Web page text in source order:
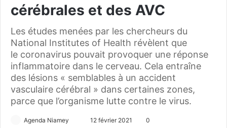
cérébrales et des AVC
Les études menées par les chercheurs du
National Institutes of Health révèlent que
le coronavirus pouvait provoquer une réponse
inflammatoire dans le cerveau. Cela entraîne
des lésions « semblables à un accident
vasculaire cérébral » dans certaines zones,
parce que l’organisme lutte contre le virus.
Agenda Niamey 12 février 2021 0